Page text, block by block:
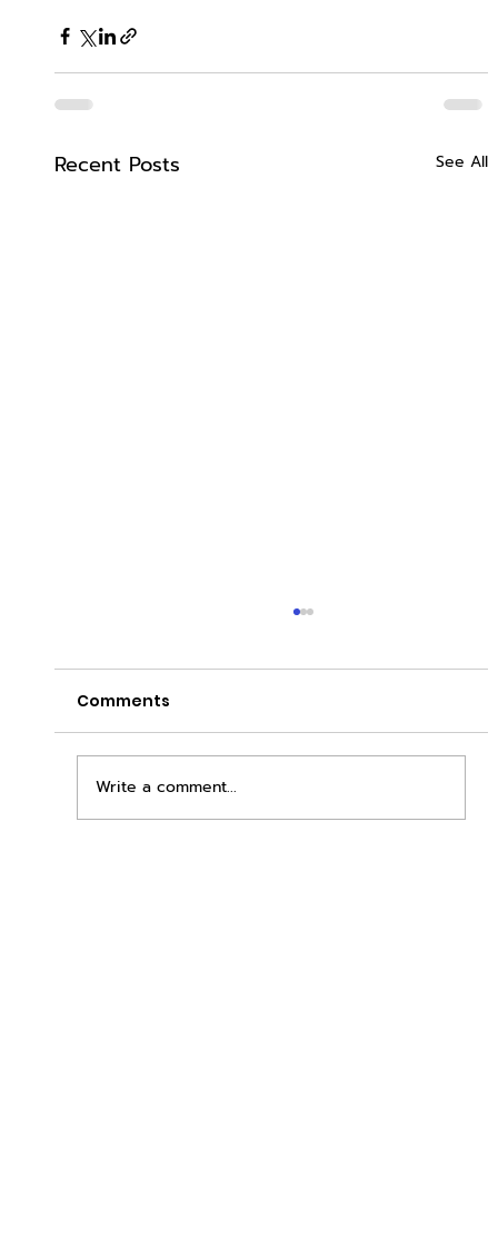
Recent Posts See All
Comments
Write a comment...